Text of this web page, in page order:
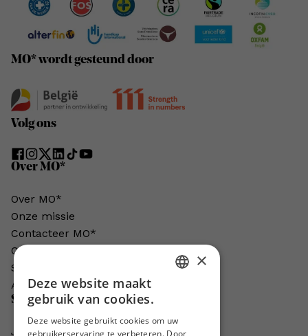
MO* wordt gesteund door
Volg ons
Over MO*
Over MO*
Onze missie
Contacteer MO*
Onze auteurs
Schrijven voor MO*?
Adverteren in MO*
Steun MO*
Je helpt ons groeien. MO* bestaat
×
Deze website maakt
gebruik van cookies.
Deze website gebruikt cookies om uw
gebruikerservaring te verbeteren. Door